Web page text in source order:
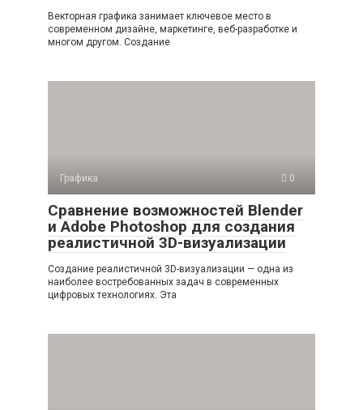
Векторная графика занимает ключевое место в
современном дизайне, маркетинге, веб-разработке и
многом другом. Создание
Графика 0
Сравнение возможностей Blender
и Adobe Photoshop для создания
реалистичной 3D-визуализации
Создание реалистичной 3D-визуализации — одна из
наиболее востребованных задач в современных
цифровых технологиях. Эта